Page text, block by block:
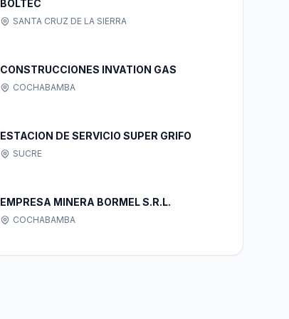
BOLTEC
SANTA CRUZ DE LA SIERRA
CONSTRUCCIONES INVATION GAS
COCHABAMBA
ESTACION DE SERVICIO SUPER GRIFO
SUCRE
EMPRESA MINERA BORMEL S.R.L.
COCHABAMBA